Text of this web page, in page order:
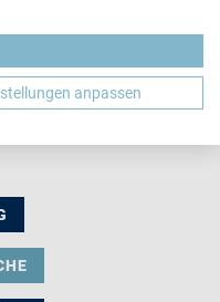
DE
anpassen